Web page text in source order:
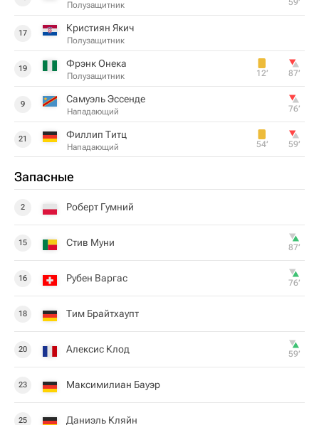
Полузащитник 59‎’‎
17 Кристиян Якич
Полузащитник
19 Фрэнк Онека
Полузащитник 12‎’‎ 87‎’‎
9 Самуэль Эссенде
Нападающий 76‎’‎
21 Филлип Титц
Нападающий 54‎’‎ 59‎’‎
Запасные
2 Роберт Гумний
15 Стив Муни 87‎’‎
16 Рубен Варгас 76‎’‎
18 Тим Брайтхаупт
20 Алексис Клод 59‎’‎
23 Максимилиан Бауэр
25 Даниэль Кляйн